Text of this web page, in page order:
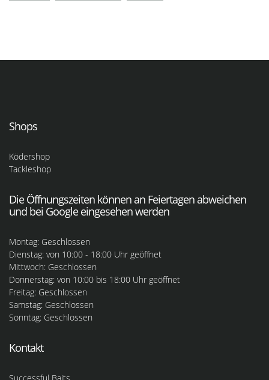
Shops
Ködershop
Tackleshop
Die Öffnungszeiten können an Feiertagen abweichen
und bei Google eingesehen werden
Montag: Geschlossen
Dienstag: von 10:00 - 18:00 Uhr geöffnet
Mittwoch: Geschlossen
Donnerstag: von 10:00 bis 18:00 Uhr geöffnet
Freitag: Geschlossen
Samstag: Geschlossen
Sonntag: Geschlossen
Kontakt